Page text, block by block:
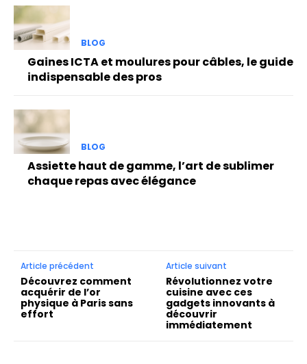
BLOG
Gaines ICTA et moulures pour câbles, le guide
indispensable des pros
BLOG
Assiette haut de gamme, l’art de sublimer
chaque repas avec élégance
Article précédent
Découvrez comment
acquérir de l’or
physique à Paris sans
effort
Article suivant
Révolutionnez votre
cuisine avec ces
gadgets innovants à
découvrir
immédiatement